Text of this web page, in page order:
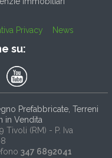
Privacy News
su:
Prefabbricate, Terreni
in Vendita
Tivoli (RM) - P. Iva
347 6892041